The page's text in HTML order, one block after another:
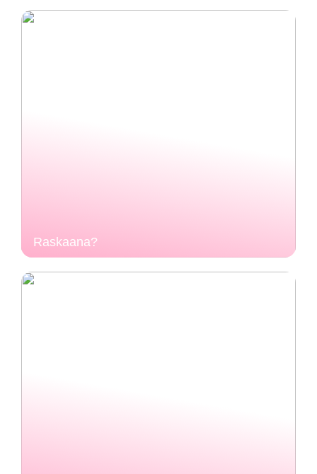
Raskaana?